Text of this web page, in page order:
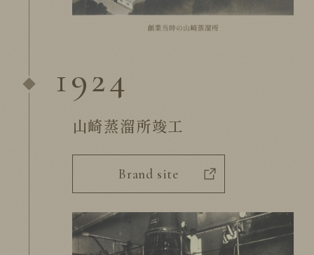
1924
山崎蒸溜所竣工
Brand site